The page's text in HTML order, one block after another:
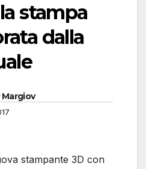
stampa
dalla
Margiov
stampante 3D con